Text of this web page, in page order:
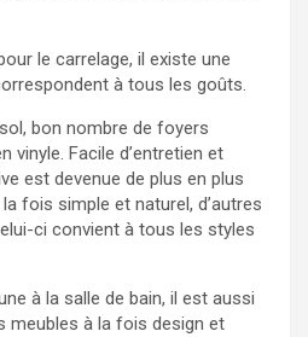
le carrelage, il existe une
à tous les goûts.
bon nombre de foyers
vinyle. Facile d’entretien et
est devenue de plus en plus
fois simple et naturel, d’autres
ci convient à tous les styles
à la salle de bain, il est aussi
meubles à la fois design et